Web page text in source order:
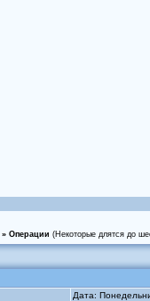
» Операции (Некоторые длятся до
Дата: